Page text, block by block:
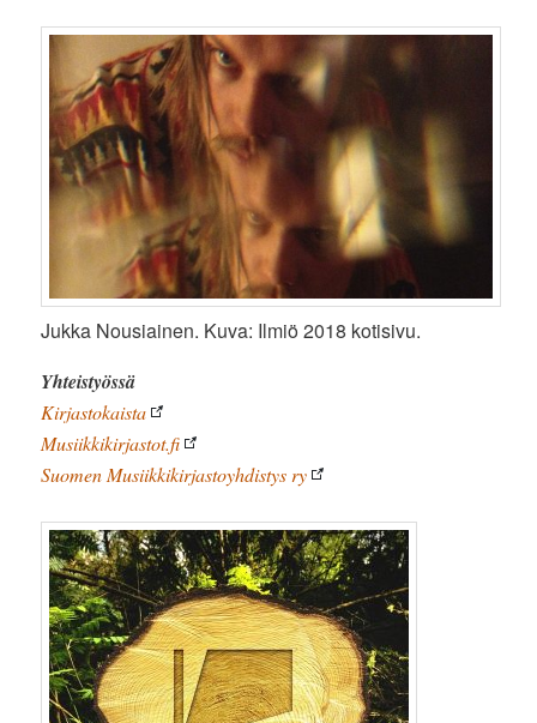
Jukka Nousiainen. Kuva: Ilmiö 2018 kotisivu.
Yhteistyössä
Kirjastokaista
Musiikkikirjastot.fi
Suomen Musiikkikirjastoyhdistys ry